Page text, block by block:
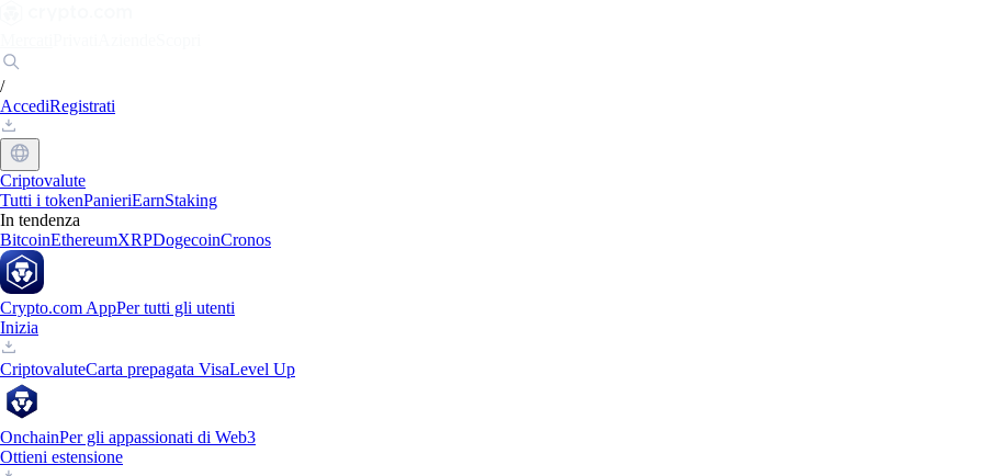
/
AccediRegistrati
Criptovalute
Tutti i tokenPanieriEarnStaking
In tendenza
BitcoinEthereumXRPDogecoinCronos
Crypto.com AppPer tutti gli utenti
Inizia
CriptovaluteCarta prepagata VisaLevel Up
OnchainPer gli appassionati di Web3
Ottieni estensione